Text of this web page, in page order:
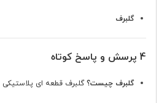
گلبرف
4 پرسش و پاسخ کوتاه
گلبرف چیست؟گلبرف قطعه ای